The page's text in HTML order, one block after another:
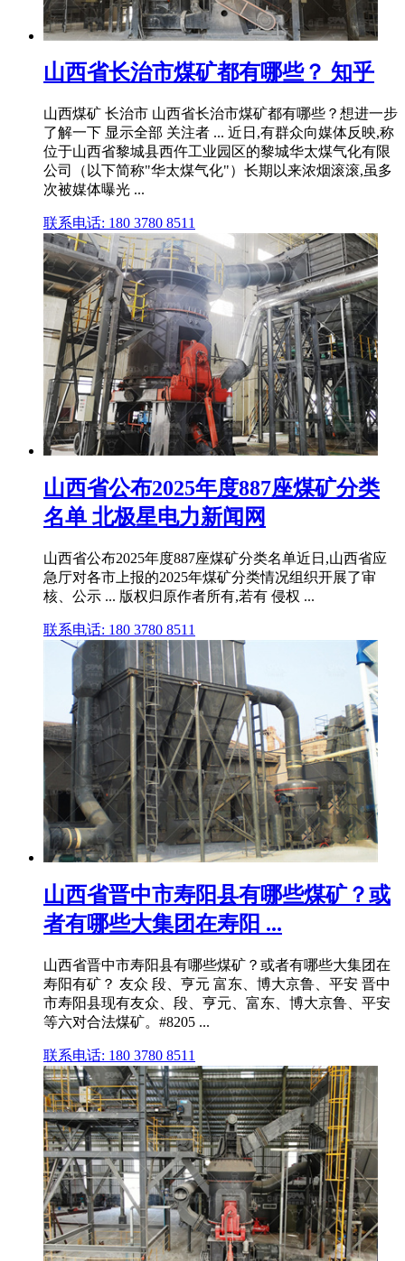
山西省长治市煤矿都有哪些？ 知乎
山西煤矿 长治市 山西省长治市煤矿都有哪些？想进一步
了解一下 显示全部 关注者 ... 近日,有群众向媒体反映,称
位于山西省黎城县西仵工业园区的黎城华太煤气化有限
公司（以下简称"华太煤气化"）长期以来浓烟滚滚,虽多
次被媒体曝光 ...
联系电话: 180 3780 8511
山西省公布2025年度887座煤矿分类
名单 北极星电力新闻网
山西省公布2025年度887座煤矿分类名单近日,山西省应
急厅对各市上报的2025年煤矿分类情况组织开展了审
核、公示 ... 版权归原作者所有,若有 侵权 ...
联系电话: 180 3780 8511
山西省晋中市寿阳县有哪些煤矿？或
者有哪些大集团在寿阳 ...
山西省晋中市寿阳县有哪些煤矿？或者有哪些大集团在
寿阳有矿？ 友众 段、亨元 富东、博大京鲁、平安 晋中
市寿阳县现有友众、段、亨元、富东、博大京鲁、平安
等六对合法煤矿。#8205 ...
联系电话: 180 3780 8511